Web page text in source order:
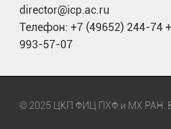
director@icp.ac.ru
Телефон: +7 (49652) 244-74
993-57-07
© 2025 ЦКП ФИЦ ПХФ и МХ РАН.